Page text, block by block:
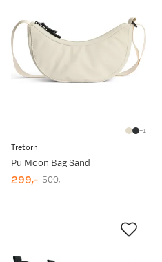
1
Tretorn
Pu Moon Bag Sand
discounted
299,-
original500,-